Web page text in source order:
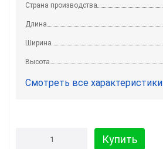
Страна производства
Длина
Ширина
Высота
Смотреть все характеристики
Купить